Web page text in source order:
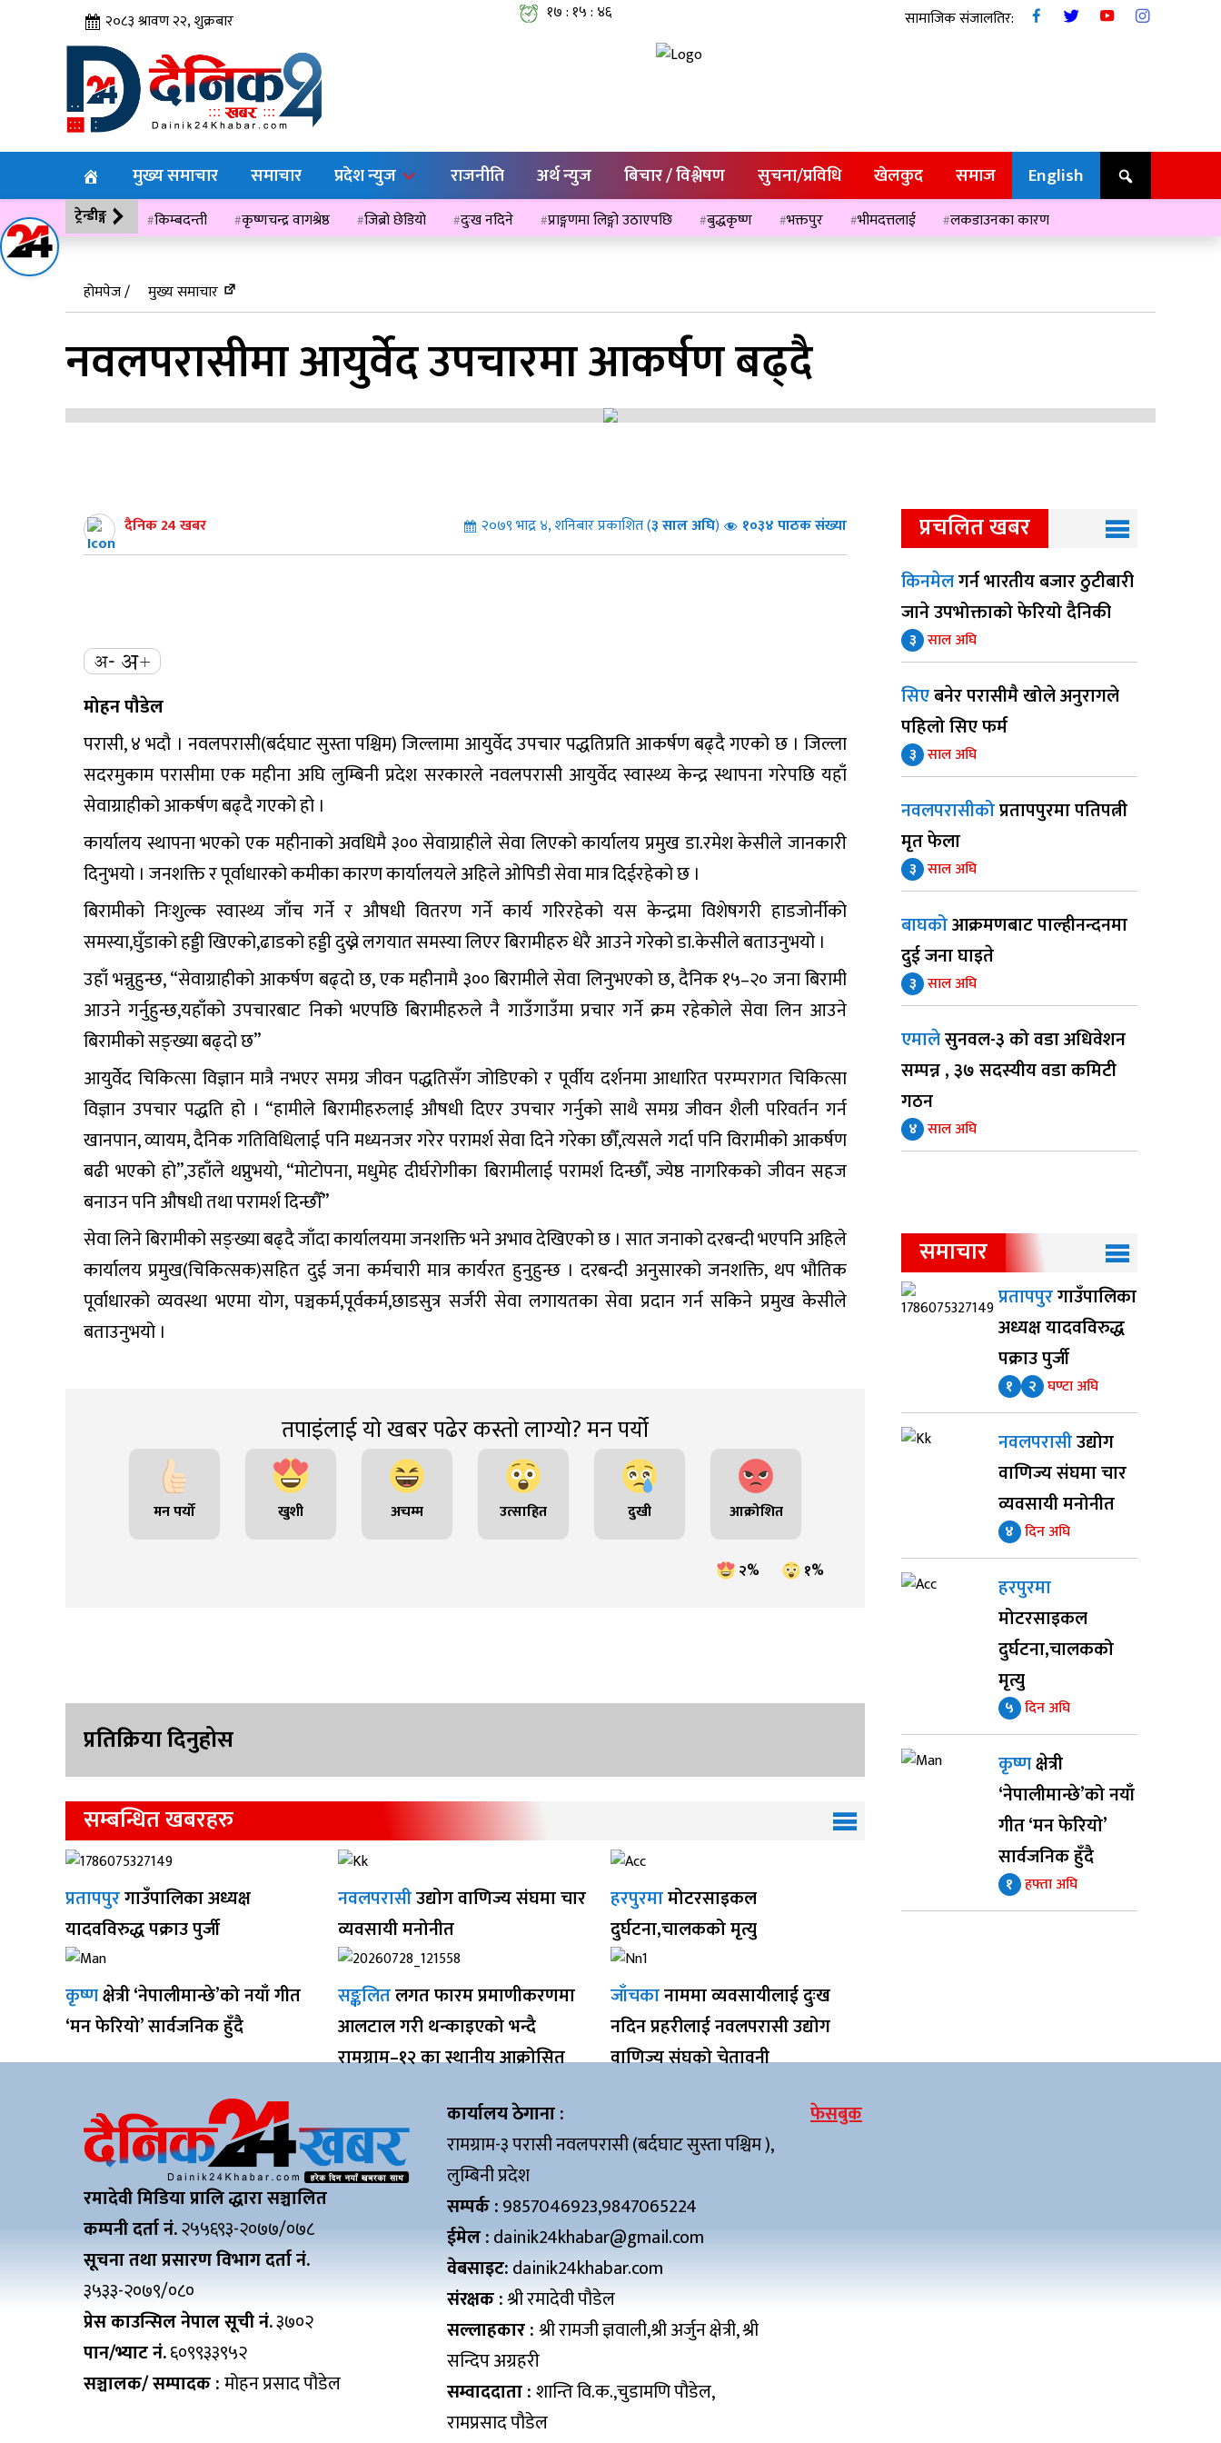
२०८३ श्रावण २२, शुक्रबार १७ : १५ : ४७ सामाजिक संजालतिर:
मुख्य समाचार समाचार प्रदेश न्युज राजनीति अर्थ न्युज बिचार / विश्लेषण सुचना/प्रविधि खेलकुद समाज English
ट्रेन्डीङ्ग किम्बदन्ती कृष्णचन्द्र वागश्रेष्ठ जिब्रो छेडियो दुःख नदिने प्राङ्गणमा लिङ्गो उठाएपछि बुद्धकृष्ण भक्तपुर भीमदत्तलाई
लकडाउनका कारण
होमपेज /
मुख्य समाचार
नवलपरासीमा आयुर्वेद उपचारमा आकर्षण बढ्दै
दैनिक 24 खबर २०७९ भाद्र ४, शनिबार प्रकाशित (३साल अघि) १०३४ पाठक संख्या
मोहन पौडेल
परासी, ४ भदौ । नवलपरासी(बर्दघाट सुस्ता पश्चिम) जिल्लामा आयुर्वेद उपचार पद्धतिप्रति आकर्षण बढ्दै गएको छ । जिल्ला
सदरमुकाम परासीमा एक महीना अघि लुम्बिनी प्रदेश सरकारले नवलपरासी आयुर्वेद स्वास्थ्य केन्द्र स्थापना गरेपछि यहाँ
सेवाग्राहीको आकर्षण बढ्दै गएको हो ।
कार्यालय स्थापना भएको एक महीनाको अवधिमै ३०० सेवाग्राहीले सेवा लिएको कार्यालय प्रमुख डा.रमेश केसीले जानकारी
दिनुभयो । जनशक्ति र पूर्वाधारको कमीका कारण कार्यालयले अहिले ओपिडी सेवा मात्र दिईरहेको छ ।
बिरामीको निःशुल्क स्वास्थ्य जाँच गर्ने र औषधी वितरण गर्ने कार्य गरिरहेको यस केन्द्रमा विशेषगरी हाडजोर्नीको
समस्या,घुँडाको हड्डी खिएको,ढाडको हड्डी दुख्ने लगयात समस्या लिएर बिरामीहरु धेरै आउने गरेको डा.केसीले बताउनुभयो ।
उहाँ भन्नुहुन्छ, “सेवाग्राहीको आकर्षण बढ्दो छ, एक महीनामै ३०० बिरामीले सेवा लिनुभएको छ, दैनिक १५–२० जना बिरामी
आउने गर्नुहुन्छ,यहाँको उपचारबाट निको भएपछि बिरामीहरुले नै गाउँगाउँमा प्रचार गर्ने क्रम रहेकोले सेवा लिन आउने
बिरामीको सङ्ख्या बढ्दो छ”
आयुर्वेेद चिकित्सा विज्ञान मात्रै नभएर समग्र जीवन पद्धतिसँग जोडिएको र पूर्वीय दर्शनमा आधारित परम्परागत चिकित्सा
विज्ञान उपचार पद्धति हो । “हामीले बिरामीहरुलाई औषधी दिएर उपचार गर्नुको साथै समग्र जीवन शैली परिवर्तन गर्न
खानपान, व्यायम, दैनिक गतिविधिलाई पनि मध्यनजर गरेर परामर्श सेवा दिने गरेका छौँ,त्यसले गर्दा पनि विरामीको आकर्षण
बढी भएको हो”,उहाँले थप्नुभयो, “मोटोपना, मधुमेह दीर्घरोगीका बिरामीलाई परामर्श दिन्छौँ, ज्येष्ठ नागरिकको जीवन सहज
बनाउन पनि औषधी तथा परामर्श दिन्छौँ”
सेवा लिने बिरामीको सङ्ख्या बढ्दै जाँदा कार्यालयमा जनशक्ति भने अभाव देखिएको छ । सात जनाको दरबन्दी भएपनि अहिले
कार्यालय प्रमुख(चिकित्सक)सहित दुई जना कर्मचारी मात्र कार्यरत हुनुहुन्छ । दरबन्दी अनुसारको जनशक्ति, थप भौतिक
पूर्वाधारको व्यवस्था भएमा योग, पञ्चकर्म,पूर्वकर्म,छाडसुत्र सर्जरी सेवा लगायतका सेवा प्रदान गर्न सकिने प्रमुख केसीले
बताउनुभयो ।
तपाइंलाई यो खबर पढेर कस्तो लाग्यो? मन पर्यो
मन पर्यो खुशी अचम्म उत्साहित दुखी आक्रोशित
२% १%
प्रतिक्रिया दिनुहोस
सम्बन्धित खबरहरु
प्रतापपुरगाउँपालिका अध्यक्ष
यादवविरुद्ध पक्राउ पुर्जी
नवलपरासीउद्योग वाणिज्य संघमा चार
व्यवसायी मनोनीत
हरपुरमामोटरसाइकल
दुर्घटना,चालकको मृत्यु
कृष्णक्षेत्री ‘नेपालीमान्छे’को नयाँ गीत
‘मन फेरियो’ सार्वजनिक हुँदै
सङ्कलितलगत फारम प्रमाणीकरणमा
आलटाल गरी थन्काइएको भन्दै
रामग्राम–१२ का स्थानीय आक्रोसित
जाँचकानाममा व्यवसायीलाई दुःख
नदिन प्रहरीलाई नवलपरासी उद्योग
वाणिज्य संघको चेतावनी
प्रचलित खबर
किनमेलगर्न भारतीय बजार ठुटीबारी
जाने उपभोक्ताको फेरियो दैनिकी
३ साल अघि
सिएबनेर परासीमै खोले अनुरागले
पहिलो सिए फर्म
३ साल अघि
नवलपरासीकोप्रतापपुरमा पतिपत्नी
मृत फेला
३ साल अघि
बाघकोआक्रमणबाट पाल्हीनन्दनमा
दुई जना घाइते
३ साल अघि
एमालेसुनवल-३ को वडा अधिवेशन
सम्पन्न , ३७ सदस्यीय वडा कमिटी
गठन
४ साल अघि
समाचार
प्रतापपुरगाउँपालिका
अध्यक्ष यादवविरुद्ध
पक्राउ पुर्जी
१ २ घण्टा अघि
नवलपरासीउद्योग
वाणिज्य संघमा चार
व्यवसायी मनोनीत
४ दिन अघि
हरपुरमा
मोटरसाइकल
दुर्घटना,चालकको
मृत्यु
५ दिन अघि
कृष्णक्षेत्री
‘नेपालीमान्छे’को नयाँ
गीत ‘मन फेरियो’
सार्वजनिक हुँदै
१ हफ्ता अघि
रमादेवी मिडिया प्रालि द्धारा सञ्चालित
कम्पनी दर्ता नं.२५५६९३-२०७७/०७८
सूचना तथा प्रसारण विभाग दर्ता नं.
३५३३-२०७९/०८०
प्रेस काउन्सिल नेपाल सूची नं.३७०२
पान/भ्याट नं.६०९९३३९५२
सञ्चालक/ सम्पादक :मोहन प्रसाद पौडेल
कार्यालय ठेगाना :
रामग्राम-३ परासी नवलपरासी (बर्दघाट सुस्ता पश्चिम ),
लुम्बिनी प्रदेश
सम्पर्क :9857046923,9847065224
ईमेल :dainik24khabar@gmail.com
वेबसाइट:dainik24khabar.com
संरक्षक :श्री रमादेवी पौडेल
सल्लाहकार :श्री रामजी ज्ञवाली,श्री अर्जुन क्षेत्री, श्री
सन्दिप अग्रहरी
सम्वाददाता :शान्ति वि.क.,चुडामणि पौडेल,
रामप्रसाद पौडेल
फेसबुक